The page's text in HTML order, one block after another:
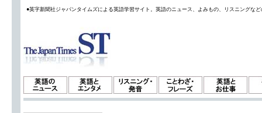
●英字新聞社ジャパンタイムズによる英語学習サイト。英語のニュース、よみもの、リスニングな